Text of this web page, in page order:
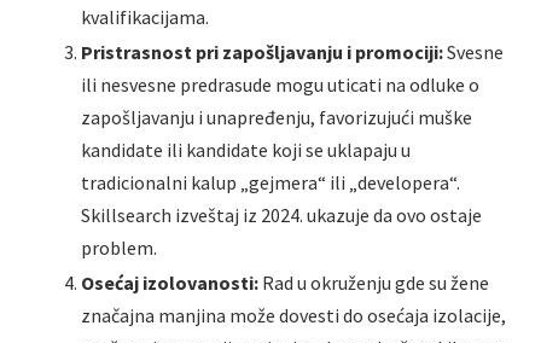
kvalifikacijama.
Pristrasnost pri zapošljavanju i promociji:Svesne
ili nesvesne predrasude mogu uticati na odluke o
zapošljavanju i unapređenju, favorizujući muške
kandidate ili kandidate koji se uklapaju u
tradicionalni kalup „gejmera“ ili „developera“.
Skillsearch izveštaj iz 2024. ukazuje da ovo ostaje
problem.
Osećaj izolovanosti: Rad u okruženju gde su žene
značajna manjina može dovesti do osećaja izolacije,